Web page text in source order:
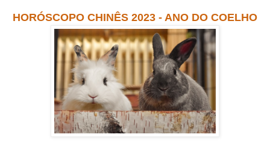
HORÓSCOPO CHINÊS 2023 - ANO DO COELHO